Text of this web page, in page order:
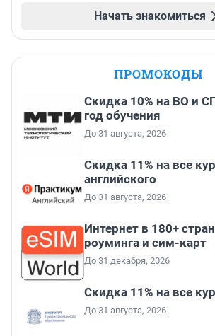
Начать знакомиться
ПРОМОКОДЫ
Скидка 10% на ВО и
год обучения
До 31 августа, 2026
Скидка 11% на все
английского
До 31 августа, 2026
Интернет в 180+
роуминга и сим-карт
До 31 декабря, 2026
Скидка 11% на все
До 31 августа, 2026